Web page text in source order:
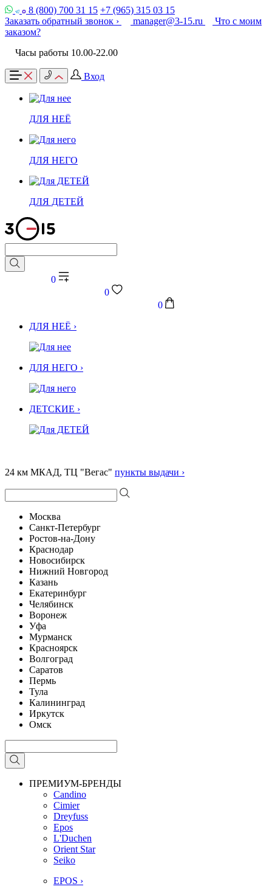
8 (800) 700 31 15 +7 (965) 315 03 15
Заказать обратный звонок ›
manager@3-15.ru
Что с моим
заказом?
Часы работы 10.00-22.00
Вход
ДЛЯ НЕЁ
ДЛЯ НЕГО
ДЛЯ ДЕТЕЙ
0
0
0
ДЛЯ НЕЁ ›
ДЛЯ НЕГО ›
ДЕТСКИЕ ›
24 км МКАД, ТЦ "Вегас" пункты выдачи ›
Москва
Санкт-Петербург
Ростов-на-Дону
Краснодар
Новосибирск
Нижний Новгород
Казань
Екатеринбург
Челябинск
Воронеж
Уфа
Мурманск
Красноярск
Волгоград
Саратов
Пермь
Тула
Калининград
Иркутск
Омск
ПРЕМИУМ-БРЕНДЫ
Candino
Cimier
Dreyfuss
Epos
L'Duchen
Orient Star
Seiko
EPOS ›